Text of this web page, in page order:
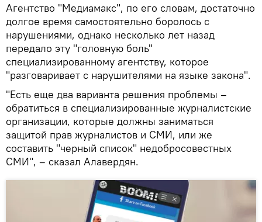
Агентство "Медиамакс", по его словам, достаточно
долгое время самостоятельно боролось с
нарушениями, однако несколько лет назад
передало эту "головную боль"
специализированному агентству, которое
"разговаривает с нарушителями на языке закона".
"Есть еще два варианта решения проблемы –
обратиться в специализированные журналистские
организации, которые должны заниматься
защитой прав журналистов и СМИ, или же
составить "черный список" недобросовестных
СМИ", – сказал Алавердян.